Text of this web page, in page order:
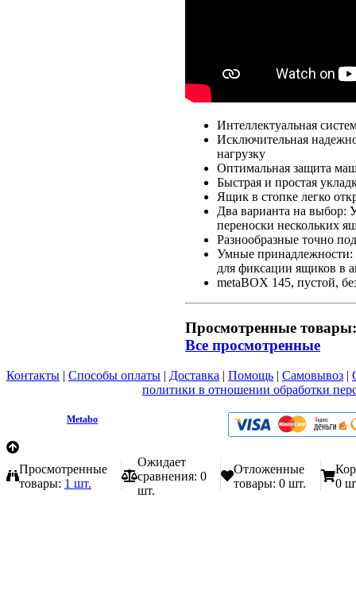
Интеллектуальная
Исключительная
нагрузку
Оптимальная защита
Быстрая и простая
Ящик в стопке легко
Два варианта на выбор:
переноски нескольких
Разнообразные точно
Умные принадлежности:
для фиксации ящиков в
metaBOX 145, пустой,
Просмотренные товары:
Все просмотренные
Контакты | Способы оплаты | Доставка | Помощь | Самовывоз |
политики в отношении обработки
Metabo
Просмотренные
товары: 1 шт.
Ожидает
сравнения: 0
шт.
Отложенные
товары: 0 шт.
0